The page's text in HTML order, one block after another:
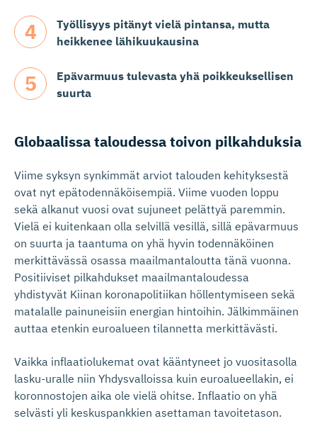
Työllisyys pitänyt vielä pintansa, mutta
heikkenee lähikuukausina
Epävarmuus tulevasta yhä poikkeuksellisen
suurta
Globaalissa taloudessa toivon pilkahduksia
Viime syksyn synkimmät arviot talouden kehityksestä
ovat nyt epätodennäköisempiä. Viime vuoden loppu
sekä alkanut vuosi ovat sujuneet pelättyä paremmin.
Vielä ei kuitenkaan olla selvillä vesillä, sillä epävarmuus
on suurta ja taantuma on yhä hyvin todennäköinen
merkittävässä osassa maailmantaloutta tänä vuonna.
Positiiviset pilkahdukset maailmantaloudessa
yhdistyvät Kiinan koronapolitiikan höllentymiseen sekä
matalalle painuneisiin energian hintoihin. Jälkimmäinen
auttaa etenkin euroalueen tilannetta merkittävästi.
Vaikka inflaatiolukemat ovat kääntyneet jo vuositasolla
lasku-uralle niin Yhdysvalloissa kuin euroalueellakin, ei
koronnostojen aika ole vielä ohitse. Inflaatio on yhä
selvästi yli keskuspankkien asettaman tavoitetason.